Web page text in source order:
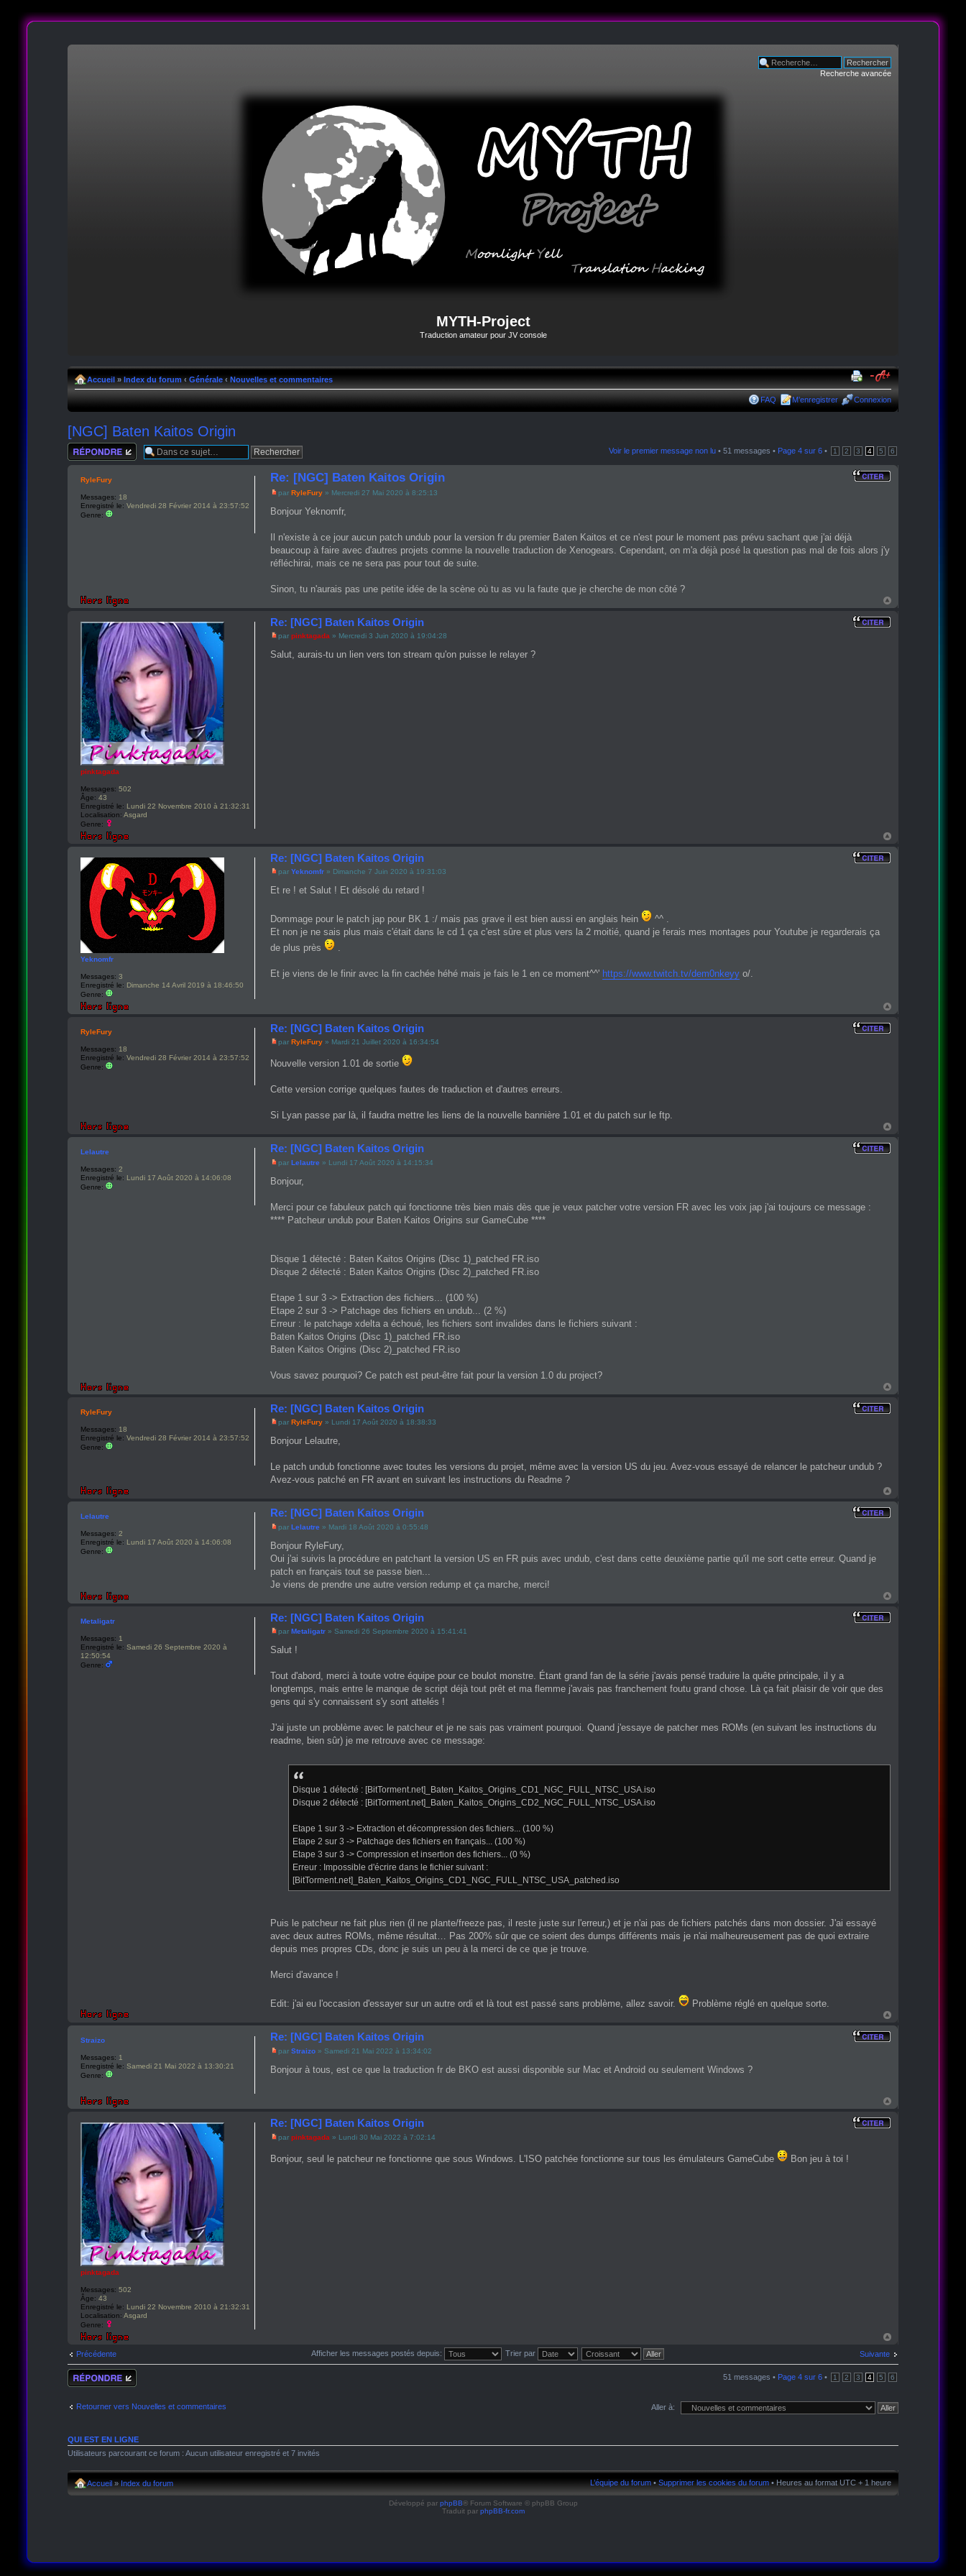
Recherche avancée
MYTH-Project
Traduction amateur pour JV console
Accueil» Index du forum ‹ Générale ‹ Nouvelles et commentaires
FAQ M’enregistrer Connexion
[NGC] Baten Kaitos Origin
Répondre Voir le premier message non lu • 51 messages • Page4 sur6 • 1 2 3 4 5 6
Re: [NGC] Baten Kaitos Origin
parRyleFury » Mercredi 27 Mai 2020 à 8:25:13
Bonjour Yeknomfr,
Il n'existe à ce jour aucun patch undub pour la version fr du premier Baten Kaitos et ce n'est pour le moment pas prévu sachant que j'ai déjà
beaucoup à faire avec d'autres projets comme la nouvelle traduction de Xenogears. Cependant, on m'a déjà posé la question pas mal de fois alors j'y
réfléchirai, mais ce ne sera pas pour tout de suite.
Sinon, tu n'aurais pas une petite idée de la scène où tu as vu la faute que je cherche de mon côté ?
RyleFury
Messages: 18
Enregistré le: Vendredi 28 Février 2014 à 23:57:52
Genre:
Re: [NGC] Baten Kaitos Origin
parpinktagada » Mercredi 3 Juin 2020 à 19:04:28
Salut, aurais-tu un lien vers ton stream qu'on puisse le relayer ?
pinktagada
Messages: 502
Âge: 43
Enregistré le: Lundi 22 Novembre 2010 à 21:32:31
Localisation: Asgard
Genre:
Re: [NGC] Baten Kaitos Origin
parYeknomfr » Dimanche 7 Juin 2020 à 19:31:03
Et re ! et Salut ! Et désolé du retard !
Dommage pour le patch jap pour BK 1 :/ mais pas grave il est bien aussi en anglais hein
^^ .
Et non je ne sais plus mais c'était dans le cd 1 ça c'est sûre et plus vers la 2 moitié, quand je ferais mes montages pour Youtube je regarderais ça
de plus près
.
Et je viens de le finir avec la fin cachée héhé mais je fais le 1 en ce moment^^' https://www.twitch.tv/dem0nkeyy o/.
Yeknomfr
Messages: 3
Enregistré le: Dimanche 14 Avril 2019 à 18:46:50
Genre:
Re: [NGC] Baten Kaitos Origin
parRyleFury » Mardi 21 Juillet 2020 à 16:34:54
Nouvelle version 1.01 de sortie
Cette version corrige quelques fautes de traduction et d'autres erreurs.
Si Lyan passe par là, il faudra mettre les liens de la nouvelle bannière 1.01 et du patch sur le ftp.
RyleFury
Messages: 18
Enregistré le: Vendredi 28 Février 2014 à 23:57:52
Genre:
Re: [NGC] Baten Kaitos Origin
parLelautre » Lundi 17 Août 2020 à 14:15:34
Bonjour,
Merci pour ce fabuleux patch qui fonctionne très bien mais dès que je veux patcher votre version FR avec les voix jap j'ai toujours ce message :
**** Patcheur undub pour Baten Kaitos Origins sur GameCube ****
Disque 1 détecté : Baten Kaitos Origins (Disc 1)_patched FR.iso
Disque 2 détecté : Baten Kaitos Origins (Disc 2)_patched FR.iso
Etape 1 sur 3 -> Extraction des fichiers... (100 %)
Etape 2 sur 3 -> Patchage des fichiers en undub... (2 %)
Erreur : le patchage xdelta a échoué, les fichiers sont invalides dans le fichiers suivant :
Baten Kaitos Origins (Disc 1)_patched FR.iso
Baten Kaitos Origins (Disc 2)_patched FR.iso
Vous savez pourquoi? Ce patch est peut-être fait pour la version 1.0 du project?
Lelautre
Messages: 2
Enregistré le: Lundi 17 Août 2020 à 14:06:08
Genre:
Re: [NGC] Baten Kaitos Origin
parRyleFury » Lundi 17 Août 2020 à 18:38:33
Bonjour Lelautre,
Le patch undub fonctionne avec toutes les versions du projet, même avec la version US du jeu. Avez-vous essayé de relancer le patcheur undub ?
Avez-vous patché en FR avant en suivant les instructions du Readme ?
RyleFury
Messages: 18
Enregistré le: Vendredi 28 Février 2014 à 23:57:52
Genre:
Re: [NGC] Baten Kaitos Origin
parLelautre » Mardi 18 Août 2020 à 0:55:48
Bonjour RyleFury,
Oui j'ai suivis la procédure en patchant la version US en FR puis avec undub, c'est dans cette deuxième partie qu'il me sort cette erreur. Quand je
patch en français tout se passe bien...
Je viens de prendre une autre version redump et ça marche, merci!
Lelautre
Messages: 2
Enregistré le: Lundi 17 Août 2020 à 14:06:08
Genre:
Re: [NGC] Baten Kaitos Origin
parMetaligatr » Samedi 26 Septembre 2020 à 15:41:41
Salut !
Tout d'abord, merci à toute votre équipe pour ce boulot monstre. Étant grand fan de la série j'avais pensé traduire la quête principale, il y a
longtemps, mais entre le manque de script déjà tout prêt et ma flemme j'avais pas franchement foutu grand chose. Là ça fait plaisir de voir que des
gens qui s'y connaissent s'y sont attelés !
J'ai juste un problème avec le patcheur et je ne sais pas vraiment pourquoi. Quand j'essaye de patcher mes ROMs (en suivant les instructions du
readme, bien sûr) je me retrouve avec ce message:
Disque 1 détecté : [BitTorment.net]_Baten_Kaitos_Origins_CD1_NGC_FULL_NTSC_USA.iso
Disque 2 détecté : [BitTorment.net]_Baten_Kaitos_Origins_CD2_NGC_FULL_NTSC_USA.iso
Etape 1 sur 3 -> Extraction et décompression des fichiers... (100 %)
Etape 2 sur 3 -> Patchage des fichiers en français... (100 %)
Etape 3 sur 3 -> Compression et insertion des fichiers... (0 %)
Erreur : Impossible d'écrire dans le fichier suivant :
[BitTorment.net]_Baten_Kaitos_Origins_CD1_NGC_FULL_NTSC_USA_patched.iso
Puis le patcheur ne fait plus rien (il ne plante/freeze pas, il reste juste sur l'erreur,) et je n'ai pas de fichiers patchés dans mon dossier. J'ai essayé
avec deux autres ROMs, même résultat… Pas 200% sûr que ce soient des dumps différents mais je n'ai malheureusement pas de quoi extraire
depuis mes propres CDs, donc je suis un peu à la merci de ce que je trouve.
Merci d'avance !
Edit: j'ai eu l'occasion d'essayer sur un autre ordi et là tout est passé sans problème, allez savoir. Problème réglé en quelque sorte.
Metaligatr
Messages: 1
Enregistré le: Samedi 26 Septembre 2020 à
12:50:54
Genre:
Re: [NGC] Baten Kaitos Origin
parStraizo » Samedi 21 Mai 2022 à 13:34:02
Bonjour à tous, est ce que la traduction fr de BKO est aussi disponible sur Mac et Android ou seulement Windows ?
Straizo
Messages: 1
Enregistré le: Samedi 21 Mai 2022 à 13:30:21
Genre:
Re: [NGC] Baten Kaitos Origin
parpinktagada » Lundi 30 Mai 2022 à 7:02:14
Bonjour, seul le patcheur ne fonctionne que sous Windows. L'ISO patchée fonctionne sur tous les émulateurs GameCube Bon jeu à toi !
pinktagada
Messages: 502
Âge: 43
Enregistré le: Lundi 22 Novembre 2010 à 21:32:31
Localisation: Asgard
Genre:
Précédente Suivante
Afficher les messages postés depuis: Trier par
Répondre 51 messages • Page4 sur6 • 1 2 3 4 5 6
Retourner vers Nouvelles et commentaires Aller à:
QUI EST EN LIGNE
Utilisateurs parcourant ce forum : Aucun utilisateur enregistré et 7 invités
Accueil» Index du forum L’équipe du forum •Supprimer les cookies du forum • Heures au format UTC + 1 heure
Développé par phpBB® Forum Software © phpBB Group
Traduit par phpBB-fr.com